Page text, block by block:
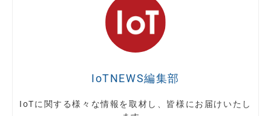
IoTNEWS編集部
IoTに関する様々な情報を取材し、皆様にお届けいたし